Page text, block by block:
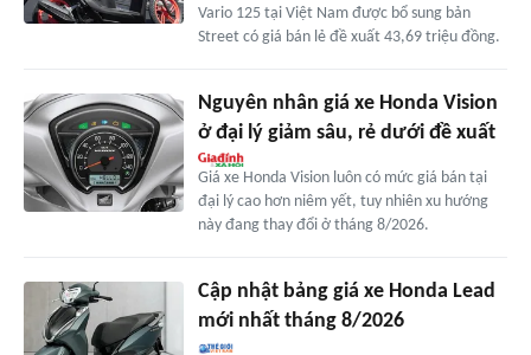
Vario 125 tại Việt Nam được bổ sung bản
Street có giá bán lẻ đề xuất 43,69 triệu đồng.
Nguyên nhân giá xe Honda Vision
ở đại lý giảm sâu, rẻ dưới đề xuất
Giá xe Honda Vision luôn có mức giá bán tại
đại lý cao hơn niêm yết, tuy nhiên xu hướng
này đang thay đổi ở tháng 8/2026.
Cập nhật bảng giá xe Honda Lead
mới nhất tháng 8/2026